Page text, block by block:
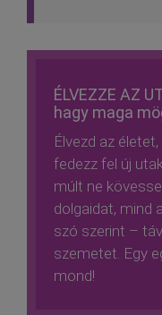
ÉLVEZZE AZ
hagy maga
Élvezd az
fedezz fel új
múlt ne
dolgaidat, mind
szó szerint –
szemetet. Egy
mond!